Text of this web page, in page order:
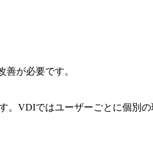
が必要です。
VDIではユーザーごとに個別